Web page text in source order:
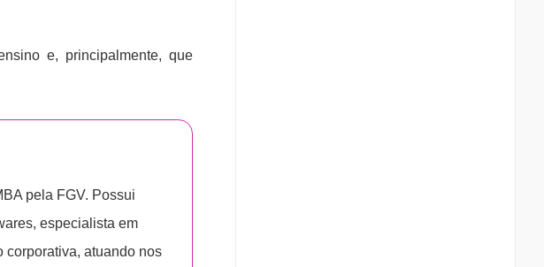
e, principalmente, que
pela FGV. Possui
especialista em
corporativa, atuando nos